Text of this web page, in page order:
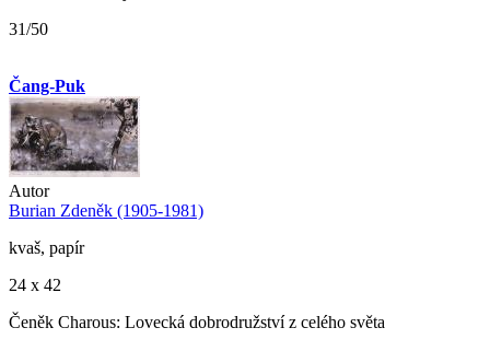
31/50
Čang-Puk
Autor
Burian Zdeněk (1905-1981)
kvaš, papír
24 x 42
Čeněk Charous: Lovecká dobrodružství z celého světa